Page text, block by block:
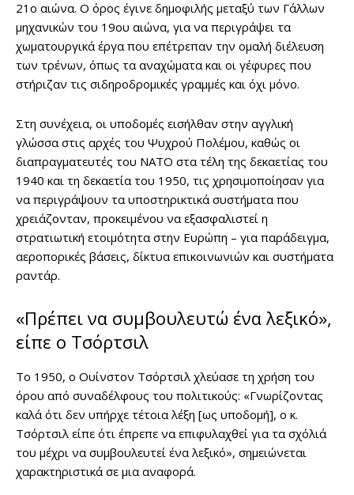
21ο αιώνα. Ο όρος έγινε δημοφιλής μεταξύ των Γάλλων
μηχανικών του 19ου αιώνα, για να περιγράψει τα
χωματουργικά έργα που επέτρεπαν την ομαλή διέλευση
των τρένων, όπως τα αναχώματα και οι γέφυρες που
στήριζαν τις σιδηροδρομικές γραμμές και όχι μόνο.
Στη συνέχεια, οι υποδομές εισήλθαν στην αγγλική
γλώσσα στις αρχές του Ψυχρού Πολέμου, καθώς οι
διαπραγματευτές του ΝΑΤΟ στα τέλη της δεκαετίας του
1940 και τη δεκαετία του 1950, τις χρησιμοποίησαν για
να περιγράψουν τα υποστηρικτικά συστήματα που
χρειάζονταν, προκειμένου να εξασφαλιστεί η
στρατιωτική ετοιμότητα στην Ευρώπη – για παράδειγμα,
αεροπορικές βάσεις, δίκτυα επικοινωνιών και συστήματα
ραντάρ.
«Πρέπει να συμβουλευτώ ένα λεξικό»,
είπε ο Τσόρτσιλ
Το 1950, ο Ουίνστον Τσόρτσιλ χλεύασε τη χρήση του
όρου από συναδέλφους του πολιτικούς: «Γνωρίζοντας
καλά ότι δεν υπήρχε τέτοια λέξη [ως υποδομή], ο κ.
Τσόρτσιλ είπε ότι έπρεπε να επιφυλαχθεί για τα σχόλιά
του μέχρι να συμβουλευτεί ένα λεξικό», σημειώνεται
χαρακτηριστικά σε μια αναφορά.